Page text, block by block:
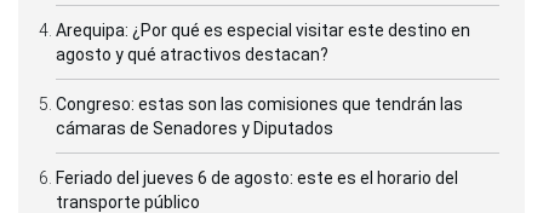
Arequipa: ¿Por qué es especial visitar este destino en
agosto y qué atractivos destacan?
Congreso: estas son las comisiones que tendrán las
cámaras de Senadores y Diputados
Feriado del jueves 6 de agosto: este es el horario del
transporte público